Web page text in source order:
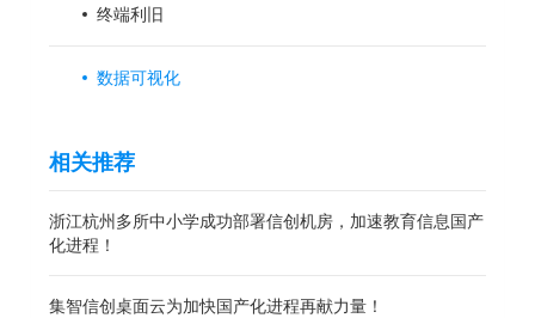
终端利旧
数据可视化
相关推荐
浙江杭州多所中小学成功部署信创机房，加速教育信息国产
化进程！
集智信创桌面云为加快国产化进程再献力量！